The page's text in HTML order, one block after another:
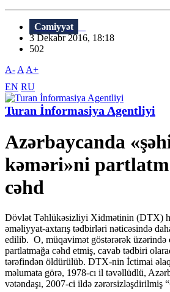
Cəmiyyət
3 Dekabr 2016, 18:18
502
A- A A+
EN RU
Turan İnformasiya Agentliyi
Azərbaycanda
kəməri»ni
cəhd
Dövlət Təhlükəsizliyi Xidmətinin (DTX)
əməliyyat-axtarış tədbirləri nəticəsində
edilib. O, müqavimət göstərərək üzərində
partlatmağa cəhd etmiş, cavab tədbiri
tərəfindən öldürülüb. DTX-nin İctimai
məlumata görə, 1978-cı il təvəllüdlü,
vətəndaşı, 2007-ci ildə zərərsizləşdirilmiş